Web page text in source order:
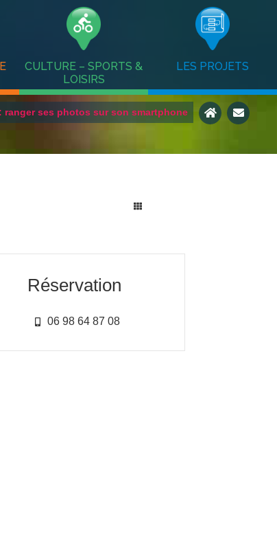
CULTURE – SPORTS &
LOISIRS
LES PROJETS
ranger ses photos sur son smartphone
Réservation
06 98 64 87 08